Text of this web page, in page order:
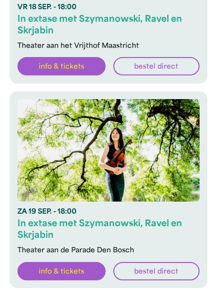
VR 18 SEP. - 18:00
Theater aan het Vrijthof Maastricht
In extase met Szymanowski, Ravel en
Skrjabin
info & tickets bestel direct
ZA 19 SEP. - 18:00
Theater aan de Parade Den Bosch
In extase met Szymanowski, Ravel en
Skrjabin
info & tickets bestel direct